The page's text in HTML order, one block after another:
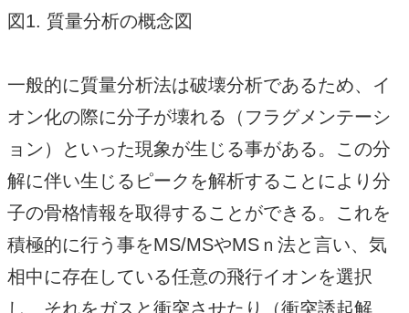
図1. 質量分析の概念図
一般的に質量分析法は破壊分析であるため、イ
オン化の際に分子が壊れる（フラグメンテーシ
ョン）といった現象が生じる事がある。この分
解に伴い生じるピークを解析することにより分
子の骨格情報を取得することができる。これを
積極的に行う事をMS/MSやMSｎ法と言い、気
相中に存在している任意の飛行イオンを選択
し、それをガスと衝突させたり（衝突誘起解